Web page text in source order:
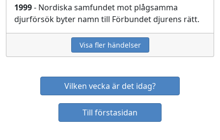
1999- Nordiska samfundet mot plågsamma
djurförsök byter namn till Förbundet djurens rätt.
Visa fler händelser
Vilken vecka är det idag?
Till förstasidan